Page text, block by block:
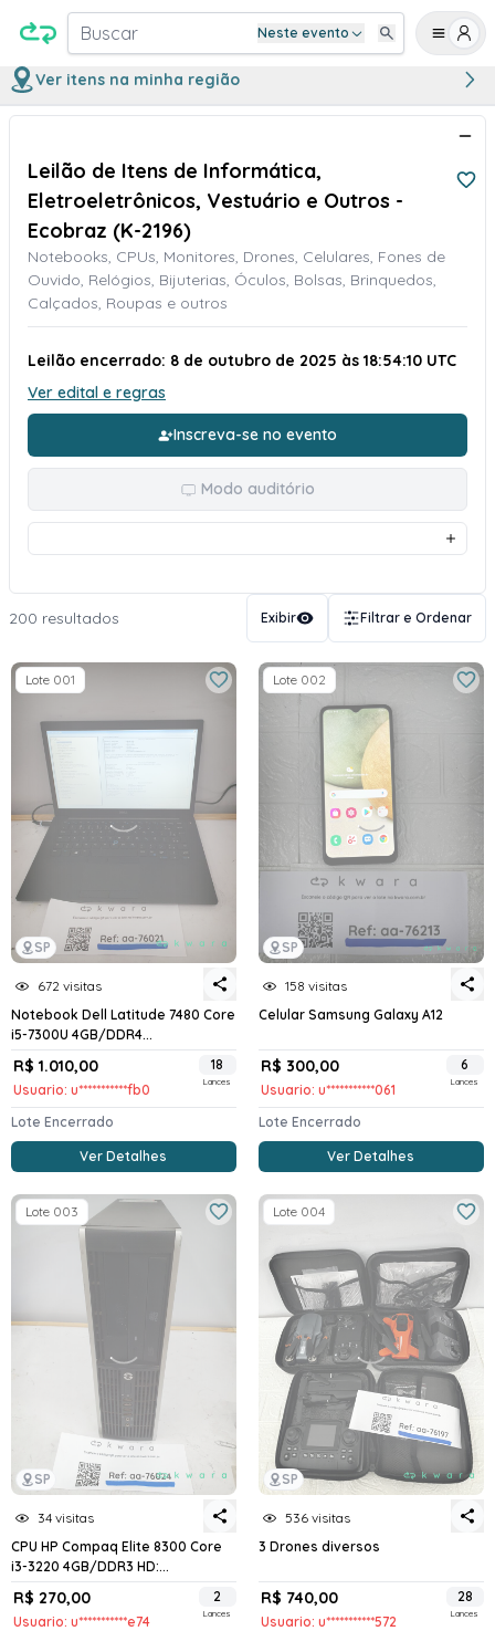
Buscar Neste evento
Ver itens na minha região
Leilão de Itens de Informática,
Eletroeletrônicos, Vestuário e Outros -
Ecobraz (K-2196)
Notebooks, CPUs, Monitores, Drones, Celulares, Fones de
Ouvido, Relógios, Bijuterias, Óculos, Bolsas, Brinquedos,
Calçados, Roupas e outros
Leilão encerrado: 8 de outubro de 2025 às 18:54:10 UTC
Ver edital e regras
Inscreva-se no evento
Modo auditório
200 resultados Exibir Filtrar e Ordenar
SP
Lote 001
672 visitas
Notebook Dell Latitude 7480 Core
i5-7300U 4GB/DDR4...
R$ 1.010,00
Usuario: u***********fb0
18
Lances
Lote Encerrado
Ver Detalhes
SP
Lote 002
158 visitas
Celular Samsung Galaxy A12
R$ 300,00
Usuario: u***********061
6
Lances
Lote Encerrado
Ver Detalhes
SP
Lote 003
34 visitas
CPU HP Compaq Elite 8300 Core
i3-3220 4GB/DDR3 HD:...
R$ 270,00
Usuario: u***********e74
2
Lances
SP
Lote 004
536 visitas
3 Drones diversos
R$ 740,00
Usuario: u***********572
28
Lances